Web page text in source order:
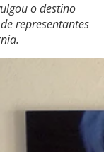
o destino
representantes